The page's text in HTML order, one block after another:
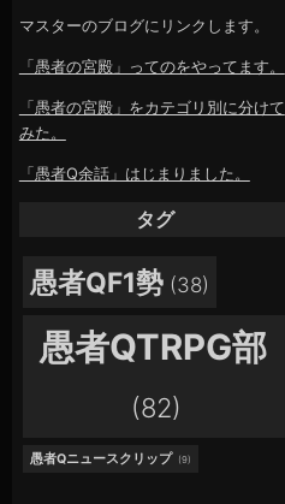
マスターのブログにリンクします。
「愚者の宮殿」ってのをやってます。
「愚者の宮殿」をカテゴリ別に分けて
みた。
「愚者Q余話」はじまりました。
タグ
愚者QF1勢 (38)
愚者QTRPG部
(82)
愚者Qニュースクリップ (9)